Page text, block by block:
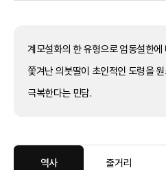
계모설화의 한 유형으로 엄동설한에
쫓겨난 의붓딸이 초인적인 도령을
극복한다는 민담.
역사 줄거리